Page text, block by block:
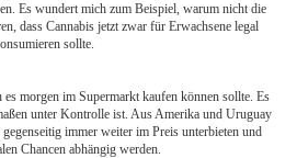
Es wundert mich zum Beispiel, warum nicht die
dass Cannabis jetzt zwar für Erwachsene legal
sollte.
morgen im Supermarkt kaufen können sollte. Es
unter Kontrolle ist. Aus Amerika und Uruguay
immer weiter im Preis unterbieten und
Chancen abhängig werden.